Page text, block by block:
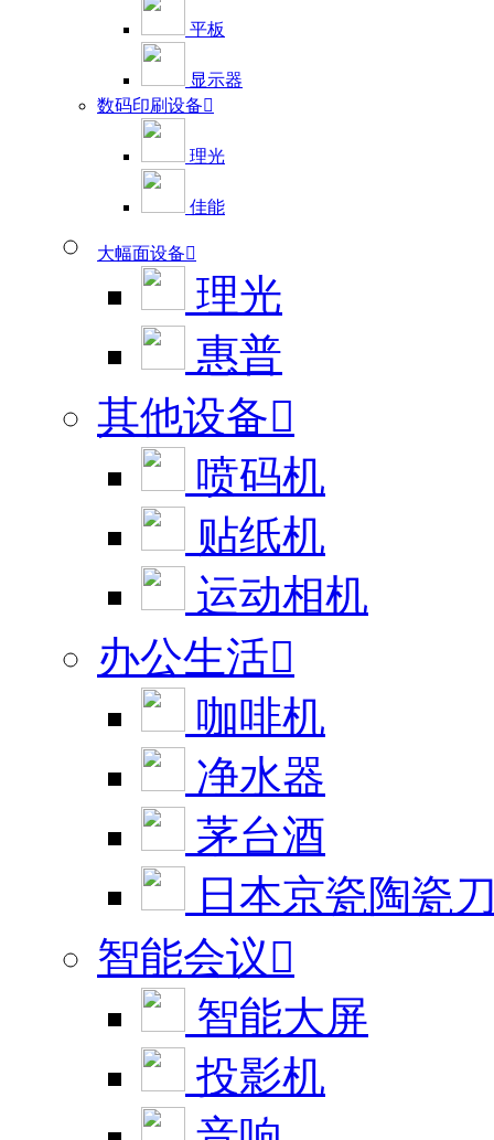
平板
显示器
数码印刷设备
理光
佳能
大幅面设备
理光
惠普
其他设备
喷码机
贴纸机
运动相机
办公生活
咖啡机
净水器
茅台酒
日本京瓷陶瓷
智能会议
智能大屏
投影机